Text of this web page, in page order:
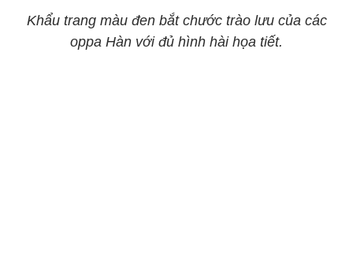
Khẩu trang màu đen bắt chước trào lưu của các
oppa Hàn với đủ hình hài họa tiết.